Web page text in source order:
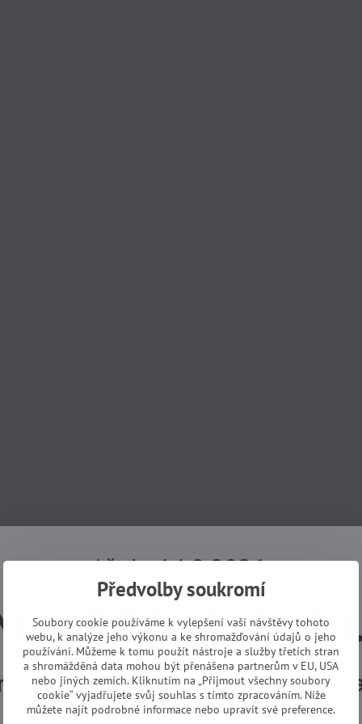
Předvolby soukromí
Soubory cookie používáme k vylepšení vaší návštěvy tohoto
webu, k analýze jeho výkonu a ke shromažďování údajů o jeho
používání. Můžeme k tomu použít nástroje a služby třetích stran
a shromážděná data mohou být přenášena partnerům v EU, USA
nebo jiných zemích. Kliknutím na „Přijmout všechny soubory
cookie“ vyjadřujete svůj souhlas s tímto zpracováním. Níže
můžete najít podrobné informace nebo upravit své preference.
Až do 14.8.2026
DOVOLENOU.
z e-shopu budeme